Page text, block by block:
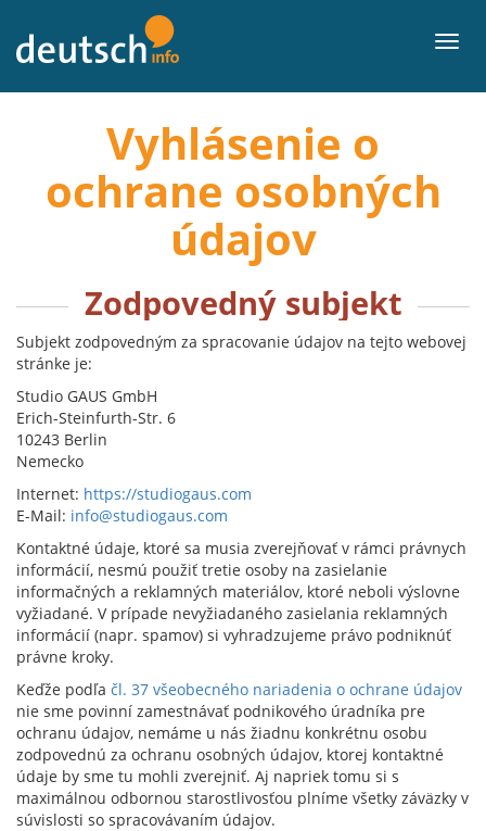
obsah
Vyhlásenie o
ochrane osobných
údajov
Zodpovedný subjekt
Subjekt zodpovedným za spracovanie údajov na tejto webovej
stránke je:
Studio GAUS GmbH
Erich-Steinfurth-Str. 6
10243 Berlin
Nemecko
Internet: https://studiogaus.com
E-Mail: info@studiogaus.com
Kontaktné údaje, ktoré sa musia zverejňovať v rámci právnych
informácií, nesmú použiť tretie osoby na zasielanie
informačných a reklamných materiálov, ktoré neboli výslovne
vyžiadané. V prípade nevyžiadaného zasielania reklamných
informácií (napr. spamov) si vyhradzujeme právo podniknúť
právne kroky.
Keďže podľa čl. 37 všeobecného nariadenia o ochrane údajov
nie sme povinní zamestnávať podnikového úradníka pre
ochranu údajov, nemáme u nás žiadnu konkrétnu osobu
zodpovednú za ochranu osobných údajov, ktorej kontaktné
údaje by sme tu mohli zverejniť. Aj napriek tomu si s
maximálnou odbornou starostlivosťou plníme všetky záväzky v
súvislosti so spracovávaním údajov.